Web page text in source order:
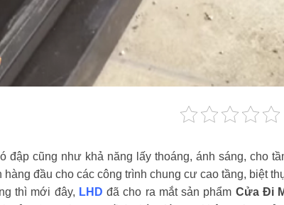
cũng như khả năng lấy thoáng, ánh sáng, cho
đầu cho các công trình chung cư cao tầng, biệt
thì mới đây, LHD đã cho ra mắt sản phẩm Cửa Đi